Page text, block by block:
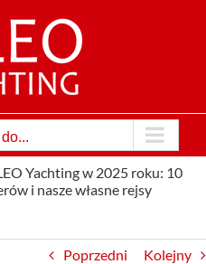
do...
Yachting w 2025 roku: 10
i nasze własne rejsy
Poprzedni Kolejny